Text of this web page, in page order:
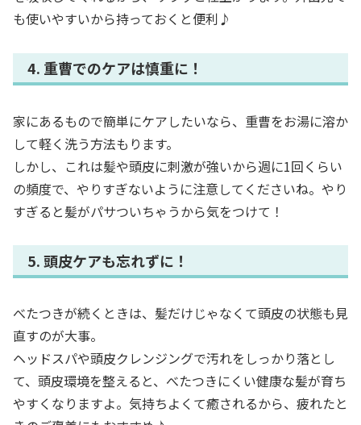
も使いやすいから持っておくと便利♪
4. 重曹でのケアは慎重に！
家にあるもので簡単にケアしたいなら、重曹をお湯に溶か
して軽く洗う方法もります。
しかし、これは髪や頭皮に刺激が強いから週に1回くらい
の頻度で、やりすぎないように注意してくださいね。やり
すぎると髪がパサついちゃうから気をつけて！
5. 頭皮ケアも忘れずに！
べたつきが続くときは、髪だけじゃなくて頭皮の状態も見
直すのが大事。
ヘッドスパや頭皮クレンジングで汚れをしっかり落とし
て、頭皮環境を整えると、べたつきにくい健康な髪が育ち
やすくなりますよ。気持ちよくて癒されるから、疲れたと